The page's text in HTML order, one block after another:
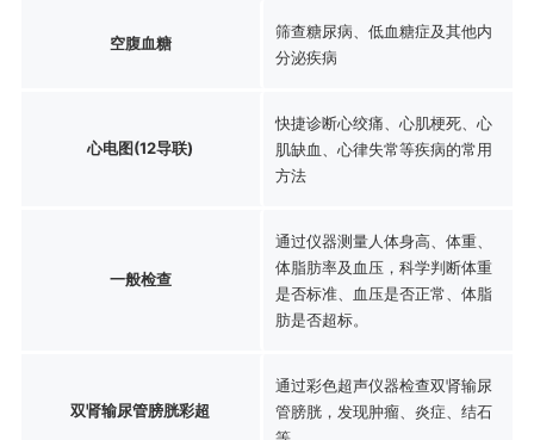
空腹血糖
筛查糖尿病、低血糖症及其他内
分泌疾病
心电图(12导联)
快捷诊断心绞痛、心肌梗死、心
肌缺血、心律失常等疾病的常用
方法
一般检查
通过仪器测量人体身高、体重、
体脂肪率及血压，科学判断体重
是否标准、血压是否正常、体脂
肪是否超标。
双肾输尿管膀胱彩超
通过彩色超声仪器检查双肾输尿
管膀胱，发现肿瘤、炎症、结石